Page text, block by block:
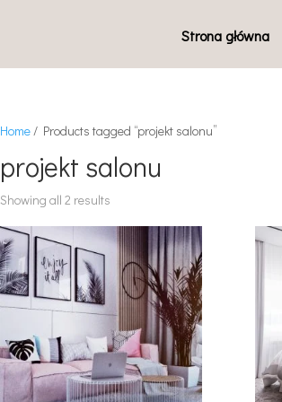
Strona główna
Home/ Products tagged “projekt salonu”
projekt salonu
Showing all 2 results